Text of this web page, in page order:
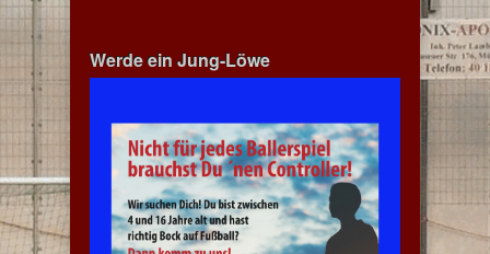
Werde ein Jung-Löwe